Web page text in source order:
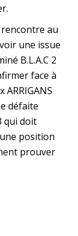
au
une issue
B.L.A.C 2
face à
ARRIGANS
défaite
qui doit
position
prouver